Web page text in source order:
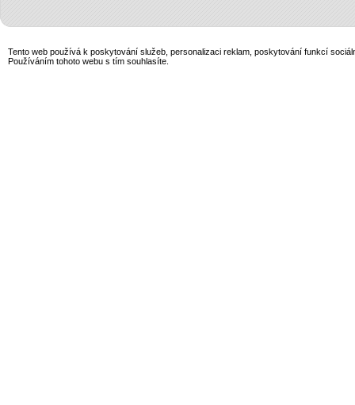
Tento web používá k poskytování služeb, personalizaci reklam, poskytování funkcí
Používáním tohoto webu s tím souhlasíte.